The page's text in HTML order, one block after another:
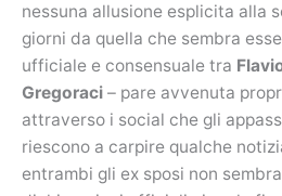
nessuna allusione esplicita alla
giorni da quella che sembra
ufficiale e consensuale tra
Gregoraci – pare avvenuta
attraverso i social che gli
riescono a carpire qualche
entrambi gli ex sposi non